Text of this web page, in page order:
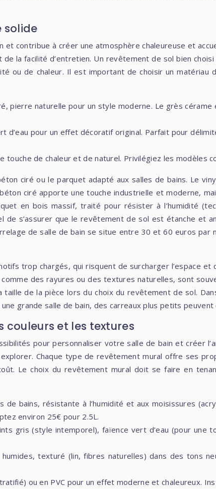
solide
contribue à créer une atmosphère chaleureuse et
la facilité d’entretien. Un revêtement de sol bien
ou de chaleur. Il est important de choisir un
pierre naturelle pour un style moderne. Le grès
d’eau pour un effet décoratif original. Parfait pour
touche de chaleur et de naturel. Privilégiez les modèles
ciré ou le parquet adapté aux salles de bains. Le
ciré apporte une touche industrielle et moderne,
en bois massif, traité pour résister à l’humidité
de s’assurer que le revêtement de sol est étanche et
de salle de bain se situe entre 30 et 60 euros
trop chargés, qui risquent de surcharger l’espace
des rayures ou des textures naturelles, sont
de la pièce lors du choix du revêtement de sol.
grande salle de bain, des carreaux plus petits
couleurs et les textures
pour personnaliser votre salle de bain et créer
Chaque type de revêtement mural offre ses
Le choix du revêtement mural doit se faire en
de bains, résistante à l’humidité et aux moisissures
environ 25€ pour 2.5L.
gris (style intemporel), faïence vert d’eau (pour une
texturé (lin, fibres naturelles) dans des tons
ou en PVC pour un effet moderne et chaleureux.